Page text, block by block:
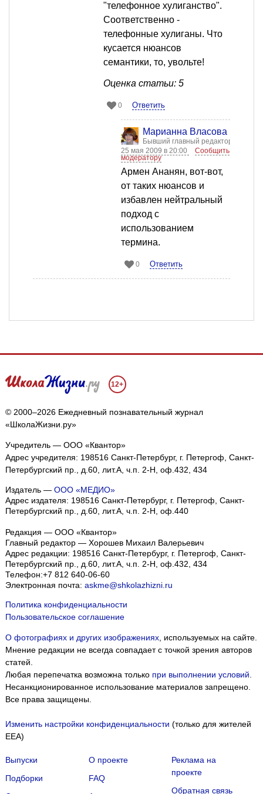
"телефонное хулиганство".
Соответственно -
телефонные хулиганы. Что
кусается нюансов
семантики, то, увольте!
Оценка статьи: 5
0 Ответить
Марианна Власова
Бывший главный редактор
25 мая 2009 в 20:00
Сообщить
модератору
Армен Ананян, вот-вот,
от таких нюансов и
избавлен нейтральный
подход с
использованием
термина.
0 Ответить
12+
© 2000–2026 Ежедневный познавательный журнал
«ШколаЖизни.ру»
Учредитель — ООО «Квантор»
Адрес учредителя: 198516 Санкт-Петербург, г. Петергоф, Санкт-
Петербургский пр., д.60, лит.А, ч.п. 2-Н, оф.432, 434
Издатель — ООО «МЕДИО»
Адрес издателя: 198516 Санкт-Петербург, г. Петергоф, Санкт-
Петербургский пр., д.60, лит.А, ч.п. 2-Н, оф.440
Редакция — ООО «Квантор»
Главный редактор — Хорошев Михаил Валерьевич
Адрес редакции: 198516 Санкт-Петербург, г. Петергоф, Санкт-
Петербургский пр., д.60, лит.А, ч.п. 2-Н, оф.432, 434
Телефон:+7 812 640-06-60
Электронная почта: askme@shkolazhizni.ru
Политика конфиденциальности
Пользовательское соглашение
О фотографиях и других изображениях, используемых на сайте.
Мнение редакции не всегда совпадает с точкой зрения авторов
статей.
Любая перепечатка возможна только при выполнении условий.
Несанкционированное использование материалов запрещено.
Все права защищены.
Изменить настройки конфиденциальности (только для жителей
EEA)
Выпуски
Подборки
О проекте
FAQ
Реклама на
проекте
Обратная связь